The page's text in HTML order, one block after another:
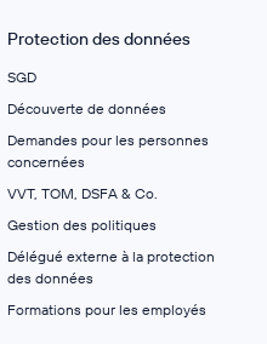
Protection des données
SGD
Découverte de données
Demandes pour les personnes
concernées
VVT, TOM, DSFA & Co.
Gestion des politiques
Délégué externe à la protection
des données
Formations pour les employés